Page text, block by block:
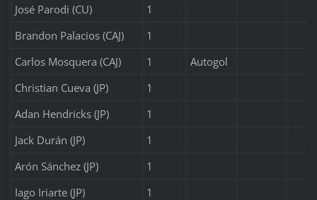
José Parodi (CU)
1
Brandon Palacios (CAJ)
1
Carlos Mosquera (CAJ)
1
Autogol
Christian Cueva (JP)
1
Adan Hendricks (JP)
1
Jack Durán (JP)
1
Arón Sánchez (JP)
1
Iago Iriarte (JP)
1